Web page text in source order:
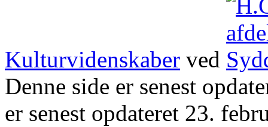
Kulturvidenskaber ved
Denne side er senest
er senest opdateret 23.